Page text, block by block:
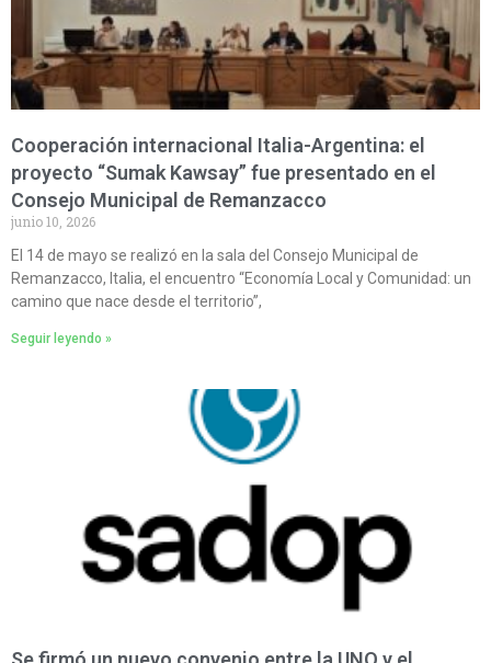
Cooperación internacional Italia-Argentina: el
proyecto “Sumak Kawsay” fue presentado en el
Consejo Municipal de Remanzacco
junio 10, 2026
El 14 de mayo se realizó en la sala del Consejo Municipal de
Remanzacco, Italia, el encuentro “Economía Local y Comunidad: un
camino que nace desde el territorio”,
Seguir leyendo »